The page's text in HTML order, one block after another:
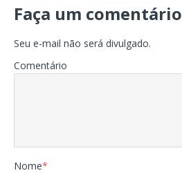
Faça um comentário
Seu e-mail não será divulgado.
Comentário
Nome*